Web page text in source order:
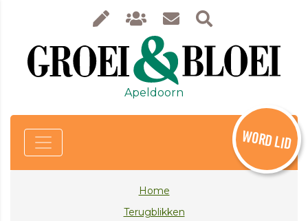
Apeldoorn
WORD LID
Home
Terugblikken